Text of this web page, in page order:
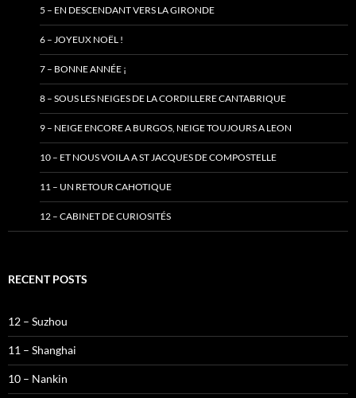
5 – EN DESCENDANT VERS LA GIRONDE
6 – JOYEUX NOËL !
7 – BONNE ANNÉE ¡
8 – SOUS LES NEIGES DE LA CORDILLERE CANTABRIQUE
9 – NEIGE ENCORE A BURGOS, NEIGE TOUJOURS A LEON
10 – ET NOUS VOILA A ST JACQUES DE COMPOSTELLE
11 – UN RETOUR CAHOTIQUE
12 – CABINET DE CURIOSITÉS
RECENT POSTS
12 – Suzhou
11 – Shanghai
10 – Nankin